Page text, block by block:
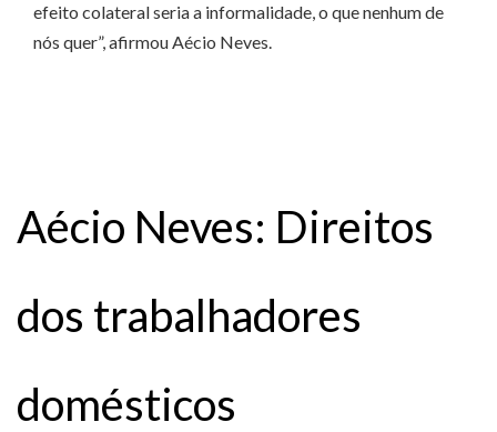
efeito colateral seria a informalidade, o que nenhum de
nós quer”, afirmou Aécio Neves.
Aécio Neves: Direitos
dos trabalhadores
domésticos